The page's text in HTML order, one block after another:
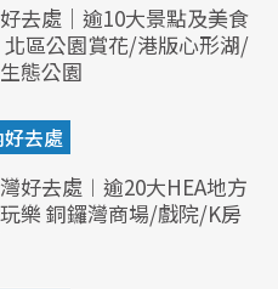
好去處｜逾10大景點及美食
北區公園賞花/港版心形湖/
態公園
去處
好去處︱逾20大HEA地方
樂 銅鑼灣商場/戲院/K房